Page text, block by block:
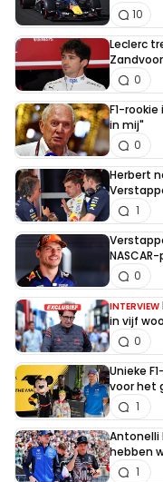
10
Leclerc
0
F1-
in mij"
0
Herbert
1
0
INTERVIEW
in vijf
0
Unieke
voor het
1
Antonelli
hebben
1